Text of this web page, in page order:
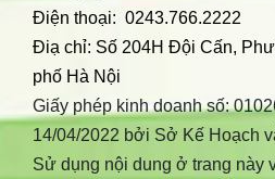
Điện thoại: 0243.766.2222
Điạ chỉ: Số 204H Đội Cấn,
phố Hà Nội
Giấy phép kinh doanh số:
14/04/2022 bởi Sở Kế Hoạch
Sử dụng nội dung ở trang này